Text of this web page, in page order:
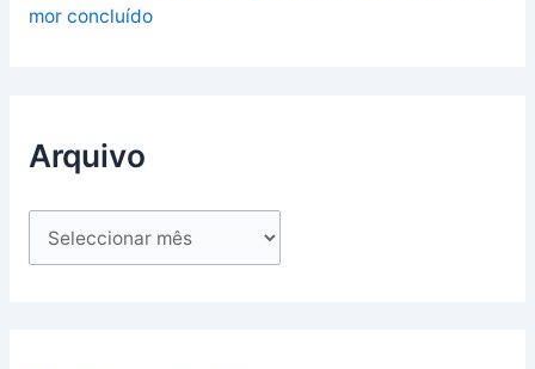
mor concluído
Arquivo